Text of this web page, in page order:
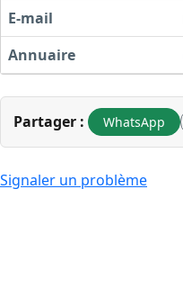
E-mail
Annuaire
Partager : WhatsApp
Signaler un problème